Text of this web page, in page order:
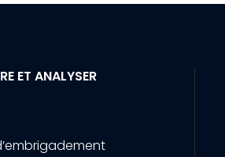
ET ANALYSER